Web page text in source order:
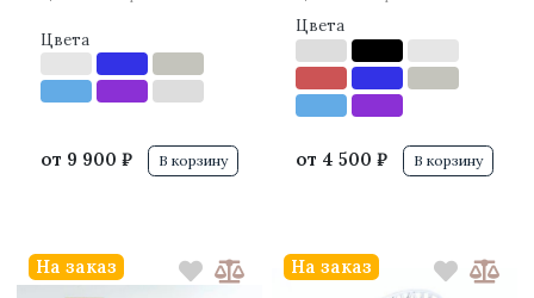
Цвета
от 9 900 ₽ В корзину
Цвета
от 4 500 ₽ В корзину
На заказ На заказ